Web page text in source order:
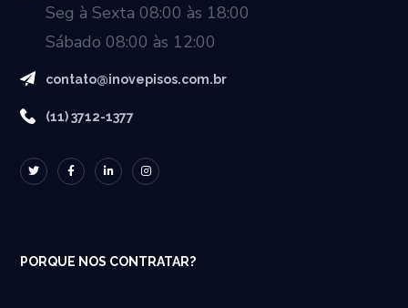
Seg à Sexta 08:00 às 18:00
Sábado 08:00 às 12:00
contato@inovepisos.com.br
(11) 3712-1377
PORQUE NOS CONTRATAR?